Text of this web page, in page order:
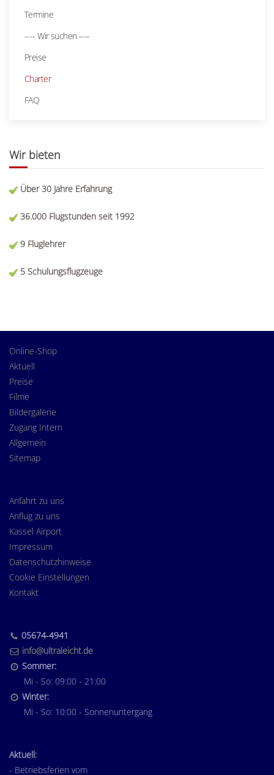
Termine
---- Wir suchen ----
Preise
Charter
FAQ
Wir bieten
Über 30 Jahre Erfahrung
36.000 Flugstunden seit 1992
9 Fluglehrer
5 Schulungsflugzeuge
Online-Shop
Aktuell
Preise
Filme
Bildergalerie
Zugang Intern
Allgemein
Sitemap
Anfahrt zu uns
Anflug zu uns
Kassel Airport
Impressum
Datenschutzhinweise
Cookie Einstellungen
Kontakt
05674-4941
info@ultraleicht.de
Sommer:
Mi - So: 09:00 - 21:00
Winter:
Mi - So: 10:00 - Sonnenuntergang
Aktuell:
- Betriebsferien vom